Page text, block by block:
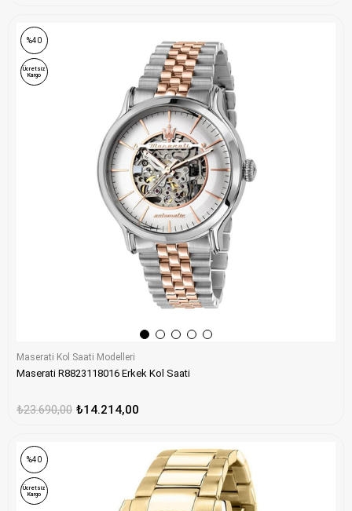
Maserati Kol Saati Modelleri
Maserati R8823118016 Erkek Kol Saati
₺14.214,00
₺23.690,00
%40
Ücretsiz
Kargo
%40
Ücretsiz
Kargo